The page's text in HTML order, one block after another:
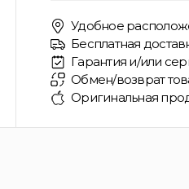
Удобное
Бесплатная
Гарантия и/или
Обмен/возврат
Оригинальная